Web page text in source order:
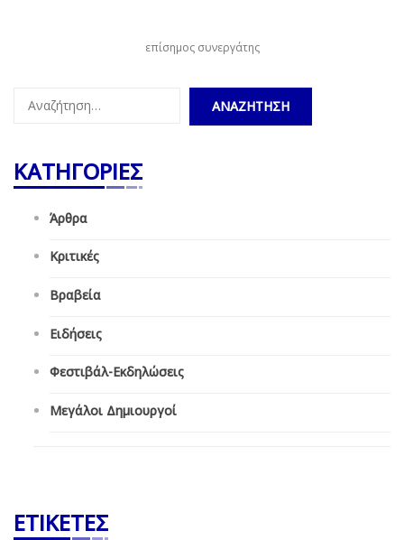
επίσημος συνεργάτης
Αναζήτηση
ΚΑΤΗΓΟΡΙΕΣ
Άρθρα
Κριτικές
Βραβεία
Ειδήσεις
Φεστιβάλ-Εκδηλώσεις
Μεγάλοι Δημιουργοί
ΕΤΙΚΈΤΕΣ